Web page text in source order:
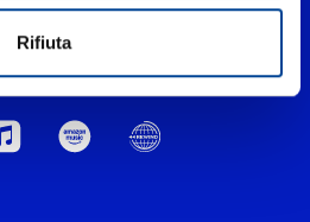
Rifiuta